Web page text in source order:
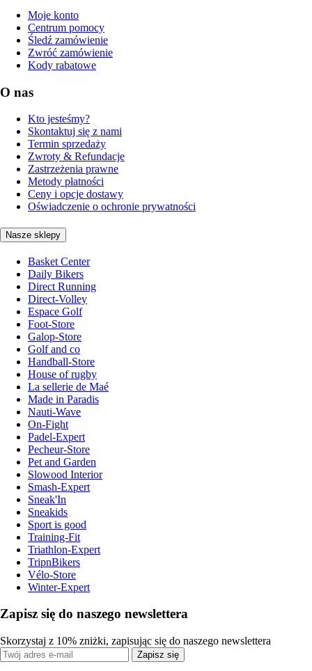
Moje konto
Centrum pomocy
Śledź zamówienie
Zwróć zamówienie
Kody rabatowe
O nas
Kto jesteśmy?
Skontaktuj się z nami
Termin sprzedaży
Zwroty & Refundacje
Zastrzeżenia prawne
Metody płatności
Ceny i opcje dostawy
Oświadczenie o ochronie prywatności
Nasze sklepy
Basket Center
Daily Bikers
Direct Running
Direct-Volley
Espace Golf
Foot-Store
Galop-Store
Golf and co
Handball-Store
House of rugby
La sellerie de Maé
Made in Paradis
Nauti-Wave
On-Fight
Padel-Expert
Pecheur-Store
Pet and Garden
Slowood Interior
Smash-Expert
Sneak'In
Sneakids
Sport is good
Training-Fit
Triathlon-Expert
TripnBikers
Vélo-Store
Winter-Expert
Zapisz się do naszego newslettera
Skorzystaj z 10% zniżki, zapisując się do naszego newslettera
Zapisz się